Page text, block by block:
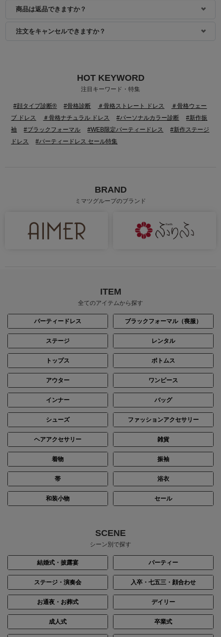
商品は返品できますか？
注文をキャンセルできますか？
HOT KEYWORD
注目キーワード・特集
#顔タイプ診断® #骨格診断 ＃骨格ストレート ドレス
＃骨格ウェー
ブ ドレス
＃骨格ナチュラル ドレス #パーソナルカラー診断
#新作振
袖
#ブラックフォーマル #WEB限定パーティードレス
#新作ステージ
ドレス
#パーティードレス セール特集
BRAND
ミマツグループのブランド
ITEM
全てのアイテムから探す
パーティードレス ブラックフォーマル（喪服）
ステージ レンタル
トップス ボトムス
アウター ワンピース
インナー バッグ
シューズ ファッションアクセサリー
ヘアアクセサリー 雑貨
着物 振袖
帯 浴衣
和装小物 セール
SCENE
シーン別で探す
結婚式・披露宴 パーティー
ステージ・演奏会 入卒・七五三・顔合わせ
お通夜・お葬式 デイリー
成人式 卒業式